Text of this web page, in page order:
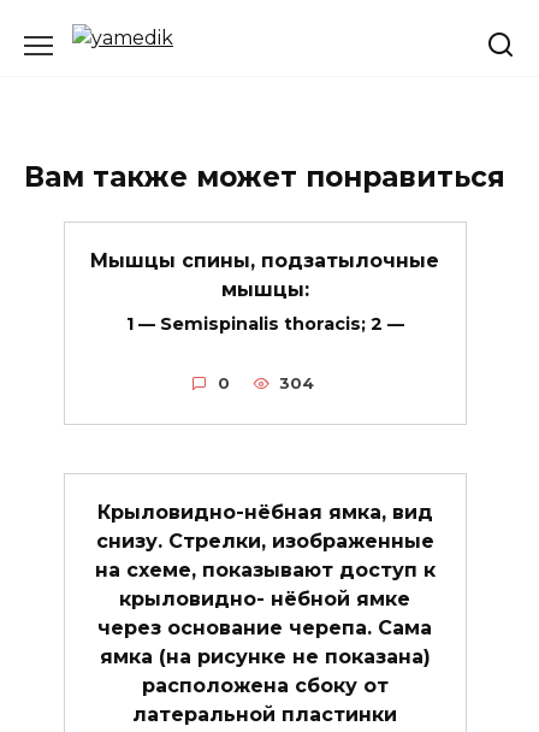
Вам также может понравиться
Мышцы спины, подзатылочные
мышцы:
1 — Semispinalis thoracis; 2 —
0 304
Крыловидно-нёбная ямка, вид
снизу. Стрелки, изображенные
на схеме, показывают доступ к
крыловидно- нёбной ямке
через основание черепа. Сама
ямка (на рисунке не показана)
расположена сбоку от
латеральной пластинки